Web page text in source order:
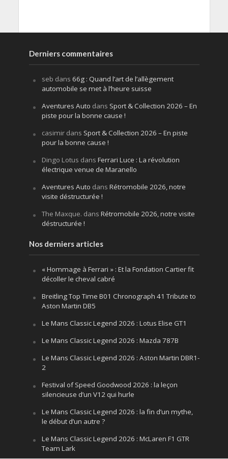
Derniers commentaires
seb dans 66g : Quand l’art de l’allègement
automobile se met à l’heure suisse
Aventures Auto dans Sport & Collection 2026 – En
piste pour la bonne cause !
casimirdans Sport & Collection 2026 – En piste
pour la bonne cause !
Dingo Lotus dans Ferrari Luce : La révolution
électrique venue de Maranello
Aventures Auto dans Rétromobile 2026, notre
visite déstructurée !
The Maxque. dans Rétromobile 2026, notre visite
déstructurée !
Nos derniers articles
« Hommage à Ferrari » : Et la Fondation Cartier fit
décoller le cheval cabré
Breitling Top Time B01 Chronograph 41 Tribute to
Aston Martin DB5
Le Mans Classic Legend 2026 : Lotus Elise GT1
Le Mans Classic Legend 2026 : Mazda 787B
Le Mans Classic Legend 2026 : Aston Martin DBR1-
2
Festival of Speed Goodwood 2026 : la leçon
silencieuse d’un V12 qui hurle
Le Mans Classic Legend 2026 : la fin d’un mythe,
le début d’un autre ?
Le Mans Classic Legend 2026 : McLaren F1 GTR
Team Lark